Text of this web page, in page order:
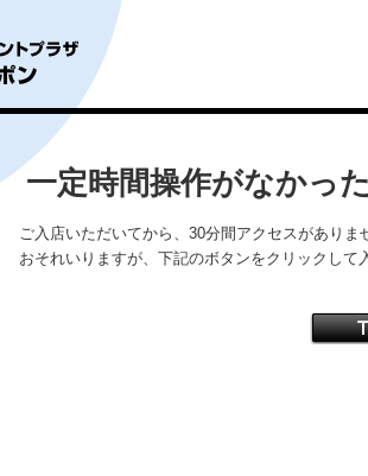
一定時間操作がなかっ
ご入店いただいてから、30分間アクセスがありま
おそれいりますが、下記のボタンをクリックして